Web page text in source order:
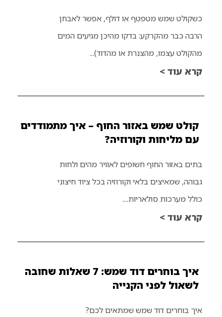
כשקולט שמש מטפטף או דולף, אפשר לאבחן
הרבה כבר מהקרקע: בדקו מהיכן מגיעים המים
מהקולט עצמו, מהצנרת או מהדוד)...
קרא עוד >
קולט שמש באזור החוף – איך מתמודדים
עם מליחות וקורוזיה?
בתים באזור החוף חשופים לאוויר מהים ולחות
גבוהה, שמאיצים בלאי וקורוזיה בכל ציוד חיצוני
כולל מערכות סולאריות....
קרא עוד >
איך בוחרים דוד שמש: 7 שאלות שחובה
לשאול לפני הקנייה
איך בוחרים דוד שמש שמתאים לכם?